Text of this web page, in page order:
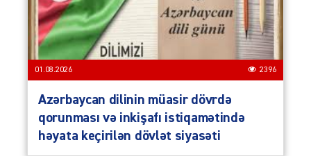
01.08.2026 2396
Azərbaycan dilinin müasir dövrdə
qorunması və inkişafı istiqamətində
həyata keçirilən dövlət siyasəti